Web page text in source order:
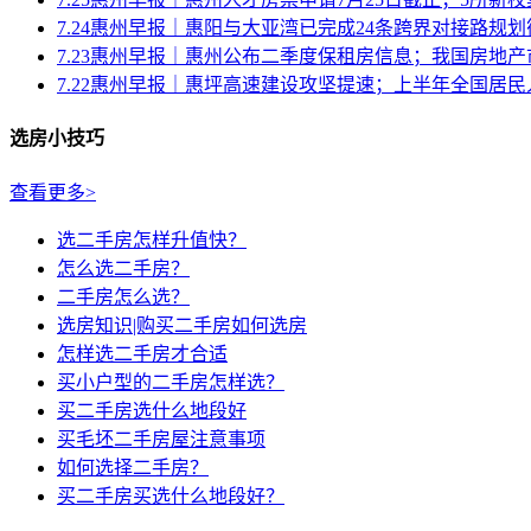
7.24惠州早报｜惠阳与大亚湾已完成24条跨界对接路规划
7.23惠州早报｜惠州公布二季度保租房信息；我国房地产
7.22惠州早报｜惠坪高速建设攻坚提速；上半年全国居民
选房小技巧
查看更多>
选二手房怎样升值快？
怎么选二手房？
二手房怎么选？
选房知识|购买二手房如何选房
怎样选二手房才合适
买小户型的二手房怎样选？
买二手房选什么地段好
买毛坯二手房屋注意事项
如何选择二手房？
买二手房买选什么地段好？